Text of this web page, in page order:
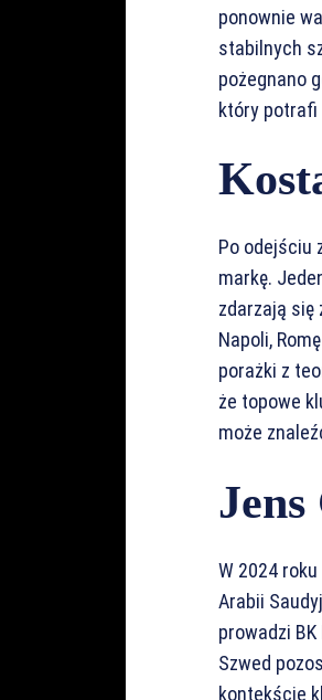
ponownie
stabilnych
pożegnano
który potrafi
Po odejściu
markę.
zdarzają się
Napoli,
porażki z
że topowe
może
Jens
W 2024
Arabii
prowadzi
Szwed
kontekście